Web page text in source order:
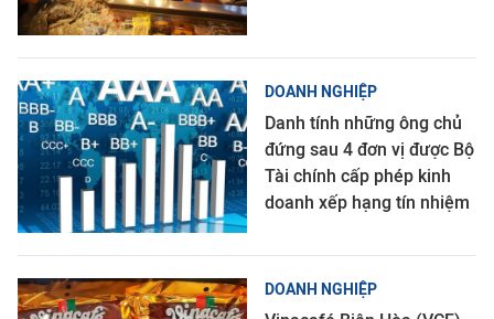
DOANH NGHIỆP
Danh tính những ông chủ
đứng sau 4 đơn vị được Bộ
Tài chính cấp phép kinh
doanh xếp hạng tín nhiệm
DOANH NGHIỆP